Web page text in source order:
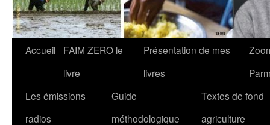
Accueil
FAIM ZERO le
livre
Présentation de mes
livres
Les émissions
radios
Guide
méthodologique
Textes de fond
agriculture